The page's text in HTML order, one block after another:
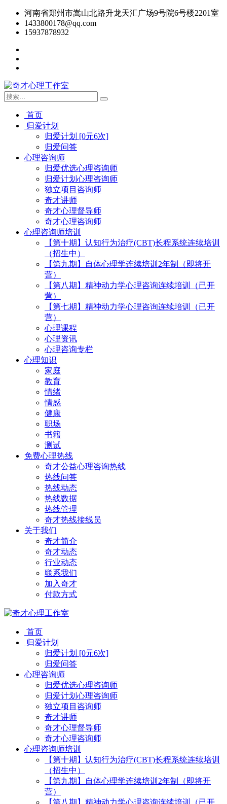
河南省郑州市嵩山北路升龙天汇广场9号院6号楼2201室
1433800178@qq.com
15937878932
首页
归爱计划
归爱计划 [0元6次]
归爱问答
心理咨询师
归爱优选心理咨询师
归爱计划心理咨询师
独立项目咨询师
奇才讲师
奇才心理督导师
奇才心理咨询师
心理咨询师培训
【第十期】认知行为治疗(CBT)长程系统连续培训
（招生中）
【第九期】自体心理学连续培训2年制（即将开
营）
【第八期】精神动力学心理咨询连续培训（已开
营）
【第七期】精神动力学心理咨询连续培训（已开
营）
心理课程
心理资讯
心理咨询专栏
心理知识
家庭
教育
情绪
情感
健康
职场
书籍
测试
免费心理热线
奇才公益心理咨询热线
热线问答
热线动态
热线数据
热线管理
奇才热线接线员
关于我们
奇才简介
奇才动态
行业动态
联系我们
加入奇才
付款方式
首页
归爱计划
归爱计划 [0元6次]
归爱问答
心理咨询师
归爱优选心理咨询师
归爱计划心理咨询师
独立项目咨询师
奇才讲师
奇才心理督导师
奇才心理咨询师
心理咨询师培训
【第十期】认知行为治疗(CBT)长程系统连续培训
（招生中）
【第九期】自体心理学连续培训2年制（即将开
营）
【第八期】精神动力学心理咨询连续培训（已开